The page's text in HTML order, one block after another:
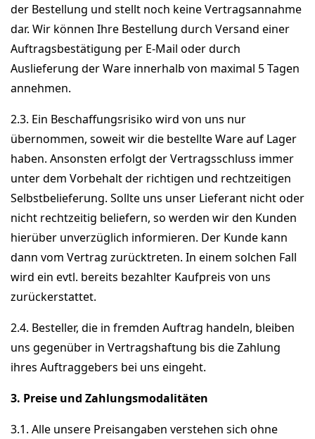
der Bestellung und stellt noch keine Vertragsannahme
dar. Wir können Ihre Bestellung durch Versand einer
Auftragsbestätigung per E-Mail oder durch
Auslieferung der Ware innerhalb von maximal 5 Tagen
annehmen.
2.3. Ein Beschaffungsrisiko wird von uns nur
übernommen, soweit wir die bestellte Ware auf Lager
haben. Ansonsten erfolgt der Vertragsschluss immer
unter dem Vorbehalt der richtigen und rechtzeitigen
Selbstbelieferung. Sollte uns unser Lieferant nicht oder
nicht rechtzeitig beliefern, so werden wir den Kunden
hierüber unverzüglich informieren. Der Kunde kann
dann vom Vertrag zurücktreten. In einem solchen Fall
wird ein evtl. bereits bezahlter Kaufpreis von uns
zurückerstattet.
2.4. Besteller, die in fremden Auftrag handeln, bleiben
uns gegenüber in Vertragshaftung bis die Zahlung
ihres Auftraggebers bei uns eingeht.
3. Preise und Zahlungsmodalitäten
3.1. Alle unsere Preisangaben verstehen sich ohne